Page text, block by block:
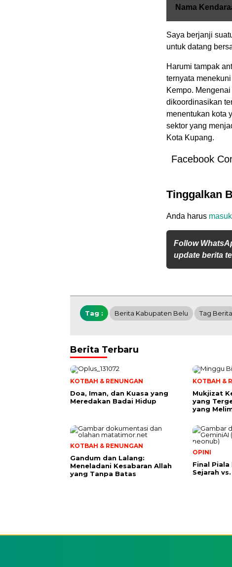
Nama
Saya berjanji
untuk datang
Harumi tampak
ternyata
Kempo.
dikoordinasikan
menentukan kota
sektor yang
Kota Kupang.
Facebook
Tinggalkan
Anda harus masuk
Follow
update berita
Tag : Berita Kabupaten Belu Tag Berita
Berita Terbaru
KOTBAH & RENUNGAN
​Doa, Iman, dan Kuasa yang
Meredakan Badai Hidup
KOTBAH &
Mukjizat
yang
yang
KOTBAH & RENUNGAN
Gandum dan Lalang:
Meneladani Kesabaran Allah
yang Tanpa Batas
OPINI
Final
Sejarah